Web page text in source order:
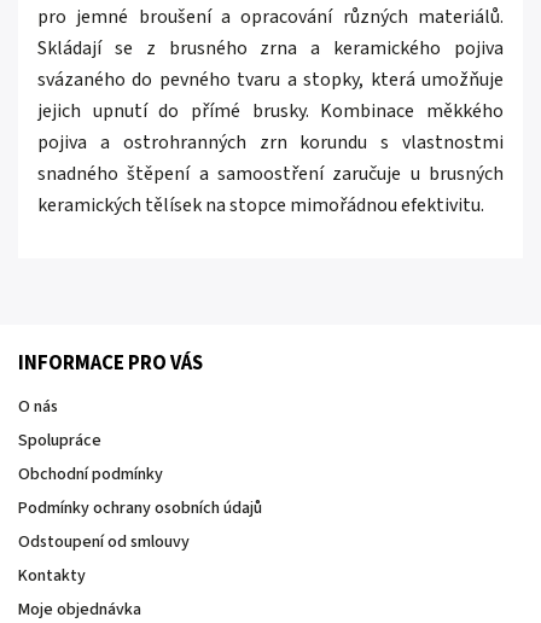
pro jemné broušení a opracování různých materiálů.
Skládají se z brusného zrna a keramického pojiva
svázaného do pevného tvaru a stopky, která umožňuje
jejich upnutí do přímé brusky. Kombinace měkkého
pojiva a ostrohranných zrn korundu s vlastnostmi
snadného štěpení a samoostření zaručuje u brusných
keramických tělísek na stopce mimořádnou efektivitu.
INFORMACE PRO VÁS
O nás
Spolupráce
Obchodní podmínky
Podmínky ochrany osobních údajů
Odstoupení od smlouvy
Kontakty
Moje objednávka